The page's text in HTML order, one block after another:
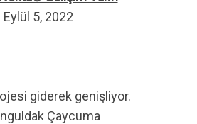
Eylül 5, 2022
giderek genişliyor.
Çaycuma